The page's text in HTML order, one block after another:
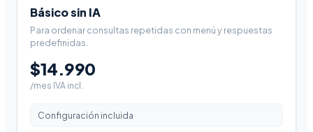
Básico sin IA
Para ordenar consultas repetidas con menú y respuestas
predefinidas.
$14.990
/mes IVA incl.
Configuración incluida